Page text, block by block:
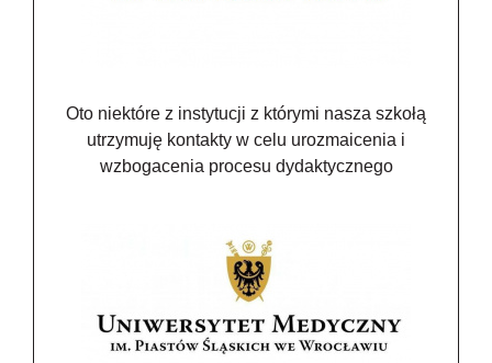
Oto niektóre z instytucji z którymi nasza szkołą
utrzymuję kontakty w celu urozmaicenia i
wzbogacenia procesu dydaktycznego